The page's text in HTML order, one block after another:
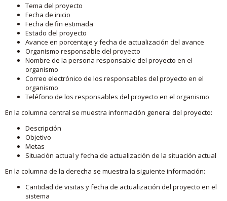
Tema del proyecto
Fecha de inicio
Fecha de fin estimada
Estado del proyecto
Avance en porcentaje y fecha de actualización del avance
Organismo responsable del proyecto
Nombre de la persona responsable del proyecto en el
organismo
Correo electrónico de los responsables del proyecto en el
organismo
Teléfono de los responsables del proyecto en el organismo
En la columna central se muestra información general del proyecto:
Descripción
Objetivo
Metas
Situación actual y fecha de actualización de la situación actual
En la columna de la derecha se muestra la siguiente información:
Cantidad de visitas y fecha de actualización del proyecto en el
sistema